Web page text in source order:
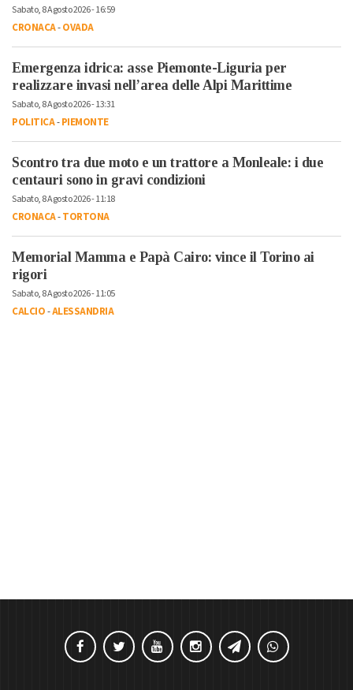
Sabato, 8 Agosto 2026 - 16:59
CRONACA-OVADA
Emergenza idrica: asse Piemonte-Liguria per
realizzare invasi nell’area delle Alpi Marittime
Sabato, 8 Agosto 2026 - 13:31
POLITICA-PIEMONTE
Scontro tra due moto e un trattore a Monleale: i due
centauri sono in gravi condizioni
Sabato, 8 Agosto 2026 - 11:18
CRONACA-TORTONA
Memorial Mamma e Papà Cairo: vince il Torino ai
rigori
Sabato, 8 Agosto 2026 - 11:05
CALCIO-ALESSANDRIA